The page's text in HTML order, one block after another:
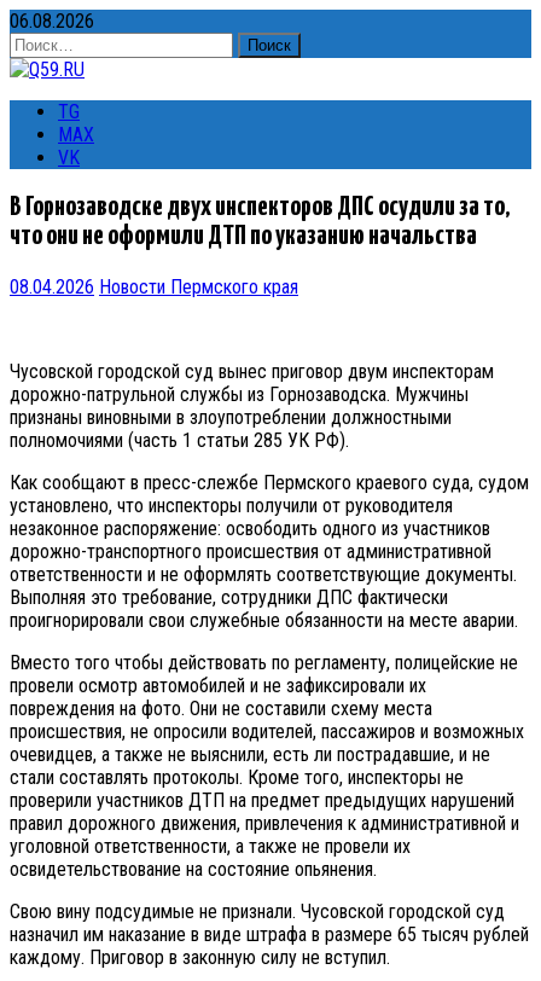
06.08.2026
Найти:
TG
MAX
VK
В Горнозаводске двух инспекторов ДПС осудили за то,
что они не оформили ДТП по указанию начальства
08.04.2026 Новости Пермского края
Чусовской городской суд вынес приговор двум инспекторам
дорожно-патрульной службы из Горнозаводска. Мужчины
признаны виновными в злоупотреблении должностными
полномочиями (часть 1 статьи 285 УК РФ).
Как сообщают в пресс-слежбе Пермского краевого суда, судом
установлено, что инспекторы получили от руководителя
незаконное распоряжение: освободить одного из участников
дорожно-транспортного происшествия от административной
ответственности и не оформлять соответствующие документы.
Выполняя это требование, сотрудники ДПС фактически
проигнорировали свои служебные обязанности на месте аварии.
Вместо того чтобы действовать по регламенту, полицейские не
провели осмотр автомобилей и не зафиксировали их
повреждения на фото. Они не составили схему места
происшествия, не опросили водителей, пассажиров и возможных
очевидцев, а также не выяснили, есть ли пострадавшие, и не
стали составлять протоколы. Кроме того, инспекторы не
проверили участников ДТП на предмет предыдущих нарушений
правил дорожного движения, привлечения к административной и
уголовной ответственности, а также не провели их
освидетельствование на состояние опьянения.
Свою вину подсудимые не признали. Чусовской городской суд
назначил им наказание в виде штрафа в размере 65 тысяч рублей
каждому. Приговор в законную силу не вступил.